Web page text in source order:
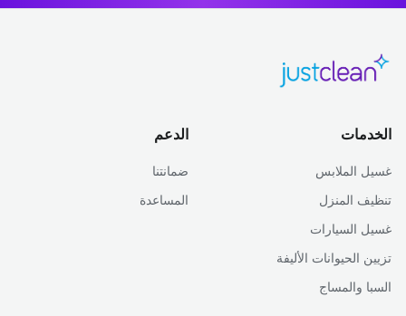
الخدمات
غسيل الملابس
تنظيف المنزل
غسيل السيارات
تزيين الحيوانات الأليفة
السبا والمساج
الدعم
ضمانتنا
المساعدة